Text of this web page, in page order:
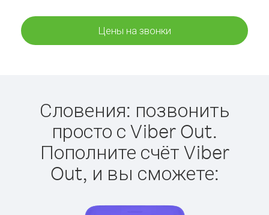
Цены на звонки
Словения: позвонить
просто с Viber Out.
Пополните счёт Viber
Out, и вы сможете: